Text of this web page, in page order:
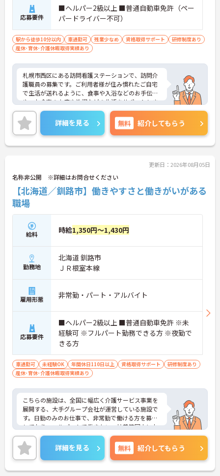
応募要件
■ヘルパー2級以上 ■普通自動車免許（ペー
パードライバー不可）
駅から徒歩10分以内 車通勤可 残業少なめ 資格取得サポート
研修制度あり
産休･育休･介護休暇取得実績あり
札幌市西区にある訪問看護ステーションで、訪問介
護職員の募集です。ご利用者様が住み慣れたご自宅
で生活が送れるように、食事や入浴などのお手伝い
や、お食事の支度や洗濯などの生活をサポートしま
す。日勤のみのパート勤務で残業も少なめです。勤
務日数や勤務時間はご相談いただけますので、自分
の生活スタイルにあわせてお仕事したいという方に
おススメのお仕事です。ご興味がある方には、詳し
くご案内させていただきますので、是非お気軽にお
詳細を見る 無料 紹介してもらう
更新日：2026年08月05日
名称非公開 ※詳細はお問合せください
【北海道／釧路市】働きやすさと働きがいがある
職場
給料 時給1,350円～1,430円
勤務地
北海道 釧路市
ＪＲ根室本線
雇用形態 非常勤・パート・アルバイト
応募要件
■ヘルパー2級以上 ■普通自動車免許 ※未
経験可 ※フルパート勤務できる方 ※夜勤で
きる方
車通勤可 未経験OK 年間休日110日以上 資格取得サポート
研修制度あり
産休･育休･介護休暇取得実績あり
こちらの施設は、全国に幅広く介護サービス事業を
展開する、大手グループ会社が運営している施設で
す。日勤のみのお仕事で、非常勤で働ける方を募集
しており、フルパートで働きたい、扶養範囲内にお
さめたいなど、働き方もご相談いただけます。正職
員登用の制度もありますので、将来的にはしっかり
正職員で働きたいと考えている方にも魅力的な職場
です。マイカー通勤OKで、無料の駐車場も完備され
ていますので毎日の通勤も快適です。ご興味がある
詳細を見る 無料 紹介してもらう